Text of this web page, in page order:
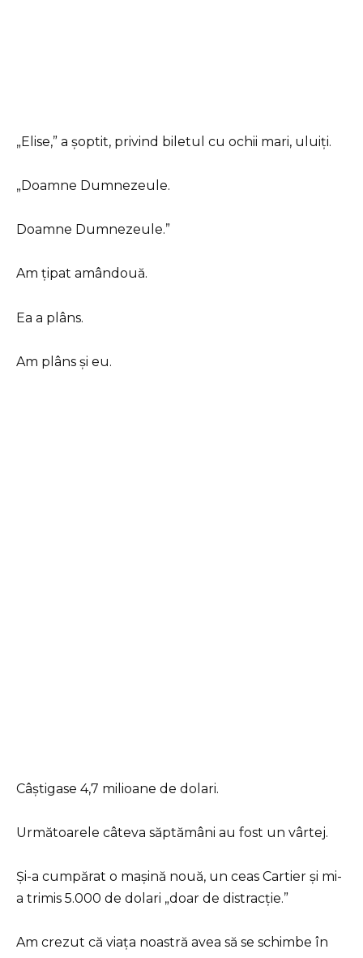
„Elise,” a șoptit, privind biletul cu ochii mari, uluiți.
„Doamne Dumnezeule.
Doamne Dumnezeule.”
Am țipat amândouă.
Ea a plâns.
Am plâns și eu.
Câștigase 4,7 milioane de dolari.
Următoarele câteva săptămâni au fost un vârtej.
Și-a cumpărat o mașină nouă, un ceas Cartier și mi-
a trimis 5.000 de dolari „doar de distracție.”
Am crezut că viața noastră avea să se schimbe în